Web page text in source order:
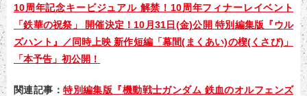
10周年記念キービジュアル 解禁！10周年フィナーレイベント
「鉄華の祝祭」 開催決定！10月31日(金)公開 特別編集版『ウル
ズハント』／同時上映 新作短編「幕間(まくあい)の楔(くさび)」
「本予告」初公開！
関連記事：特別編集版『機動戦士ガンダム 鉄血のオルフェンズ